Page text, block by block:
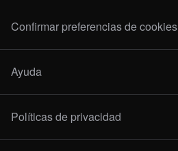
Confirmar preferencias de cookies
Ayuda
Políticas de privacidad